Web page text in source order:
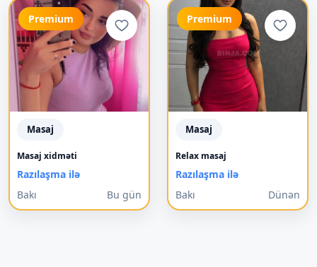
Premium
Masaj
Masaj xidməti
Razılaşma ilə
Bakı
Bu gün
Premium
Masaj
Relax masaj
Razılaşma ilə
Bakı
Dünən